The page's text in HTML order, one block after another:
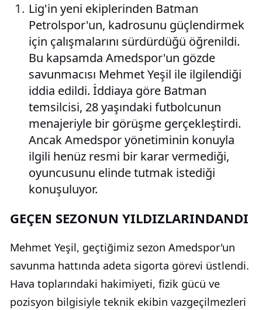
Lig'in yeni ekiplerinden Batman
Petrolspor'un, kadrosunu güçlendirmek
için çalışmalarını sürdürdüğü öğrenildi.
Bu kapsamda Amedspor'un gözde
savunmacısı Mehmet Yeşil ile ilgilendiği
iddia edildi. İddiaya göre Batman
temsilcisi, 28 yaşındaki futbolcunun
menajeriyle bir görüşme gerçekleştirdi.
Ancak Amedspor yönetiminin konuyla
ilgili henüz resmi bir karar vermediği,
oyuncusunu elinde tutmak istediği
konuşuluyor.
GEÇEN SEZONUN YILDIZLARINDANDI
Mehmet Yeşil, geçtiğimiz sezon Amedspor'un
savunma hattında adeta sigorta görevi üstlendi.
Hava toplarındaki hakimiyeti, fizik gücü ve
pozisyon bilgisiyle teknik ekibin vazgeçilmezleri